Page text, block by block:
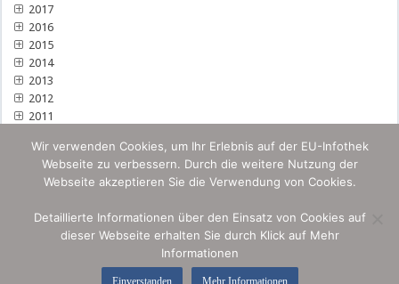
2017
2016
2015
2014
2013
2012
2011
Wir verwenden Cookies, um Ihr Erlebnis auf der EU-Infothek
Webseite zu verbessern. Durch die weitere Nutzung der
Webseite akzeptieren Sie die Verwendung von Cookies.
Detaillierte Informationen über den Einsatz von Cookies auf
dieser Webseite erhalten Sie durch Klick auf Mehr
Informationen
Einverstanden Mehr Informationen